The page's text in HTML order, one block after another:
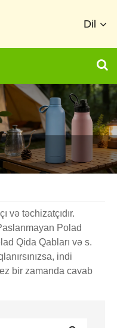
Dil
və təchizatçıdır.
Polad
Qida Qabları və s.
indi
bir zamanda cavab